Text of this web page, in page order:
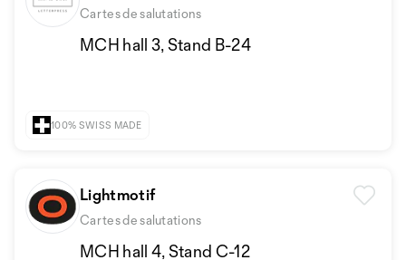
Cartes de salutations
MCH hall 3, Stand B-24
100% SWISS MADE
Lightmotif
Cartes de salutations
MCH hall 4, Stand C-12